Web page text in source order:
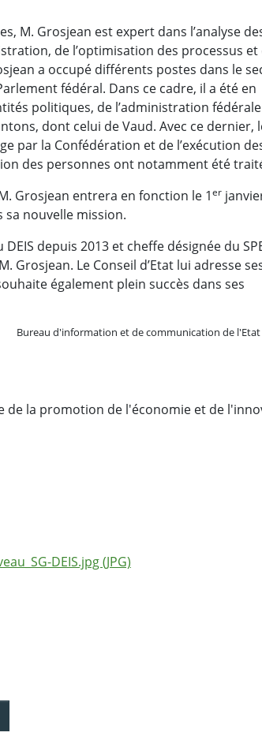
M. Grosjean est expert dans l’analyse
de l’optimisation des processus et
a occupé différents postes dans le
fédéral. Dans ce cadre, il a été en
politiques, de l’administration
dont celui de Vaud. Avec ce dernier,
par la Confédération et de l’exécution
des personnes ont notamment été
Grosjean entrera en fonction le 1er
sa nouvelle mission.
depuis 2013 et cheffe désignée du
Grosjean. Le Conseil d’Etat lui adresse
également plein succès dans ses
Bureau d'information et de communication de l'Etat
de la promotion de l'économie et de
DEIS.jpg (JPG)